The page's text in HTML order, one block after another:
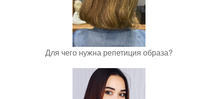
Для чего нужна репетиция образа?